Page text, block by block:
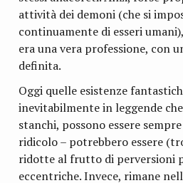
attività dei demoni (che si
continuamente di esseri
era una vera professione, con
definita.
Oggi quelle esistenze
inevitabilmente in leggende
stanchi, possono essere
ridicolo – potrebbero essere
ridotte al frutto di perversioni
eccentriche. Invece, rimane